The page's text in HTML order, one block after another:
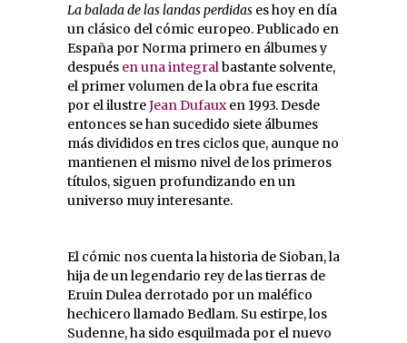
La balada de las landas perdidas es hoy en día
un clásico del cómic europeo. Publicado en
España por Norma primero en álbumes y
después en una integralbastante solvente,
el primer volumen de la obra fue escrita
por el ilustreJean Dufauxen 1993. Desde
entonces se han sucedido siete álbumes
más divididos en tres ciclos que, aunque no
mantienen el mismo nivel de los primeros
títulos, siguen profundizando en un
universo muy interesante.
El cómic nos cuenta la historia de Sioban, la
hija de un legendario rey de las tierras de
Eruin Dulea derrotado por un maléfico
hechicero llamado Bedlam. Su estirpe, los
Sudenne, ha sido esquilmada por el nuevo